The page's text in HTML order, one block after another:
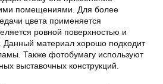
помещениями. Для более
цвета применяется
ровной поверхностью и
Данный материал хорошо подходит
Также фотобумагу используют
выставочных конструкций.